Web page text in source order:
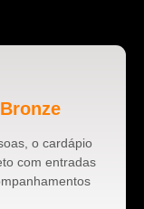
o cardápio
com entradas